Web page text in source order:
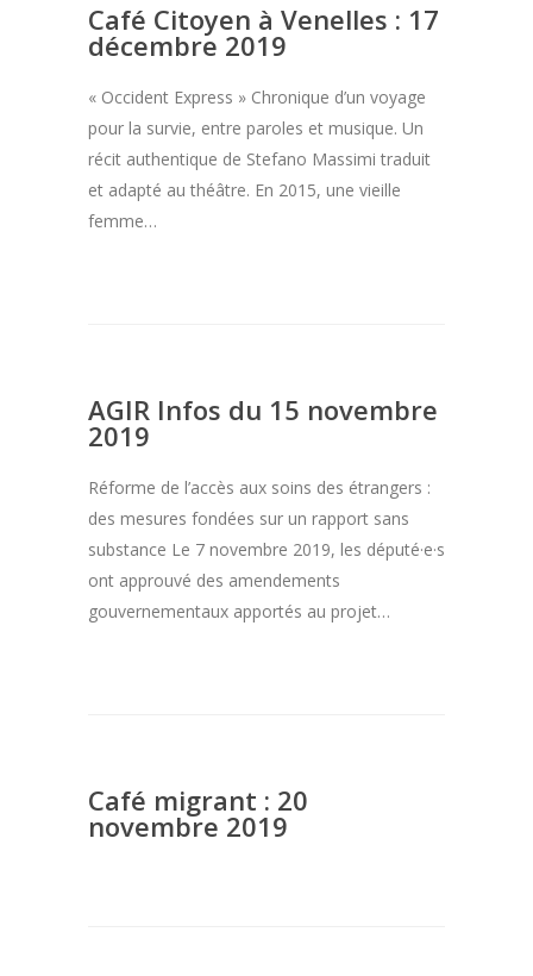
Café Citoyen à Venelles : 17
décembre 2019
« Occident Express » Chronique d’un voyage
pour la survie, entre paroles et musique. Un
récit authentique de Stefano Massimi traduit
et adapté au théâtre. En 2015, une vieille
femme…
AGIR Infos du 15 novembre
2019
Réforme de l’accès aux soins des étrangers :
des mesures fondées sur un rapport sans
substance Le 7 novembre 2019, les député·e·s
ont approuvé des amendements
gouvernementaux apportés au projet…
Café migrant : 20
novembre 2019